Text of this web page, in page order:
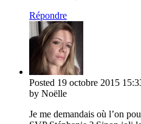
Répondre
Posted 19 octobre 2015
by Noëlle
Je me demandais où l’on